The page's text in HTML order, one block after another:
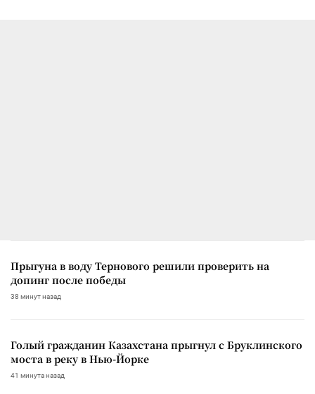
Прыгуна в воду Тернового решили проверить на
допинг после победы
38 минут назад
Голый гражданин Казахстана прыгнул с Бруклинского
моста в реку в Нью-Йорке
41 минута назад